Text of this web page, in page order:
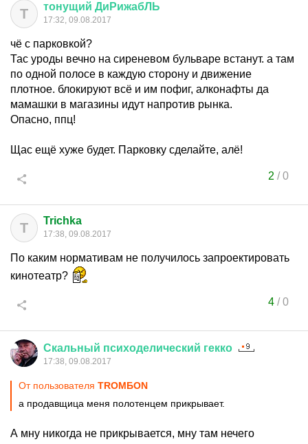
Т тонущий ДиРижабЛЬ
17:32, 09.08.2017
чё с парковкой?
Тас уроды вечно на сиреневом бульваре встанут. а там
по одной полосе в каждую сторону и движение
плотное. блокируют всё и им пофиг, алконафты да
мамашки в магазины идут напротив рынка.
Опасно, ппц!
Щас ещё хуже будет. Парковку сделайте, алё!
2 /0
T Trichka
17:38, 09.08.2017
По каким нормативам не получилось запроектировать
кинотеатр?
4/0
Скальный психоделический гекко
17:38, 09.08.2017
От пользователя TROMБОN
а продавщица меня полотенцем прикрывает.
А мну никогда не прикрывается, мну там нечего